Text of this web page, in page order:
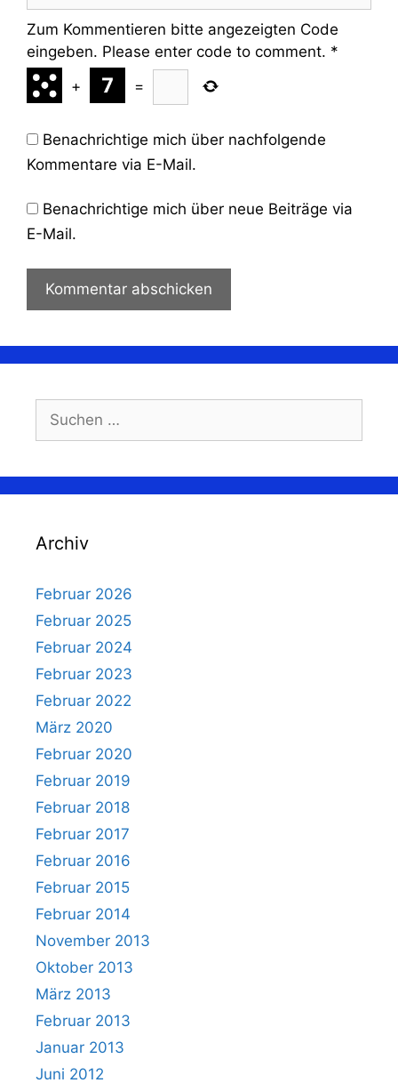
Zum Kommentieren bitte angezeigten Code
eingeben. Please enter code to comment. *
+
=
Benachrichtige mich über nachfolgende
Kommentare via E-Mail.
Benachrichtige mich über neue Beiträge via
E-Mail.
nach:
Archiv
Februar 2026
Februar 2025
Februar 2024
Februar 2023
Februar 2022
März 2020
Februar 2020
Februar 2019
Februar 2018
Februar 2017
Februar 2016
Februar 2015
Februar 2014
November 2013
Oktober 2013
März 2013
Februar 2013
Januar 2013
Juni 2012